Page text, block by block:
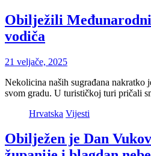
Obilježili
vodiča
21 veljače, 2025
Nekolicina naših sugrađana nakratko
svom gradu. U turističkoj turi pričali
Hrvatska Vijesti
Obilježen je Dan